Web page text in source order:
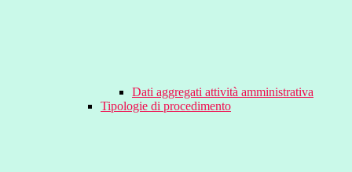
Dati aggregati attività amministrativa
Tipologie di procedimento